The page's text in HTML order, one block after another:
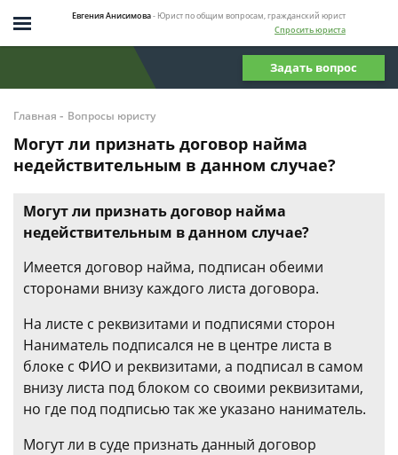
Евгения Анисимова- Юрист по общим вопросам, гражданский юрист
Спросить юриста
Задать вопрос
Главная - Вопросы юристу
Могут ли признать договор найма
недействительным в данном случае?
Могут ли признать договор найма
недействительным в данном случае?
Имеется договор найма, подписан обеими
сторонами внизу каждого листа договора.
На листе с реквизитами и подписями сторон
Наниматель подписался не в центре листа в
блоке с ФИО и реквизитами, а подписал в самом
внизу листа под блоком со своими реквизитами,
но где под подписью так же указано наниматель.
Могут ли в суде признать данный договор